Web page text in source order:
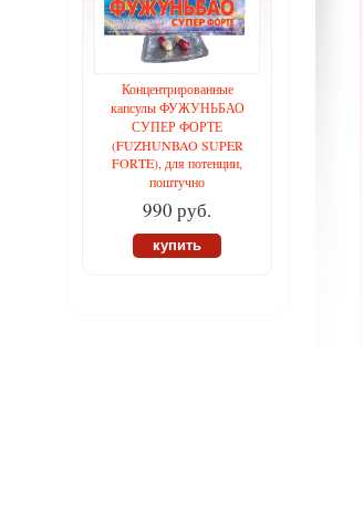
Концентрированные
капсулы ФУЖУНЬБАО
СУПЕР ФОРТЕ
(FUZHUNBAO SUPER
FORTE), для потенции,
поштучно
990 руб.
купить